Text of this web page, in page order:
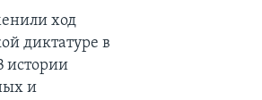
ход
диктатуре в
истории
и